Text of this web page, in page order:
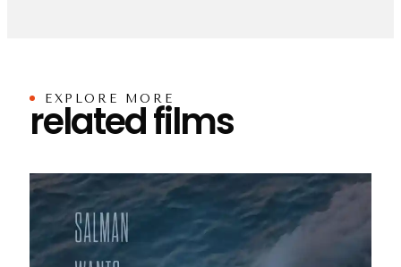
EXPLORE MORE
related films